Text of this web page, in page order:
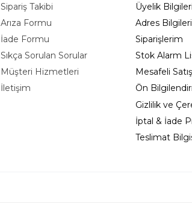
Sipariş Takibi
Arıza Formu
İade Formu
Sıkça Sorulan Sorular
Müşteri Hizmetleri
İletişim
Üyelik
Adres
Siparişlerim
Stok Alarm
Mesafeli
Ön
Gizlilik ve
İptal & İade
Teslimat